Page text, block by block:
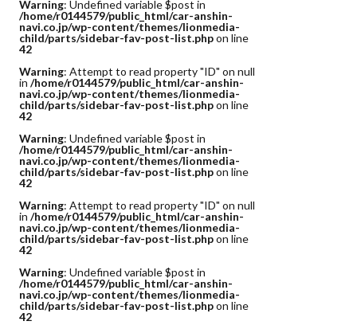
Warning: Undefined variable $post in
/home/r0144579/public_html/car-anshin-
navi.co.jp/wp-content/themes/lionmedia-
child/parts/sidebar-fav-post-list.phpon line
42
Warning: Attempt to read property "ID" on null
in /home/r0144579/public_html/car-anshin-
navi.co.jp/wp-content/themes/lionmedia-
child/parts/sidebar-fav-post-list.phpon line
42
Warning: Undefined variable $post in
/home/r0144579/public_html/car-anshin-
navi.co.jp/wp-content/themes/lionmedia-
child/parts/sidebar-fav-post-list.phpon line
42
Warning: Attempt to read property "ID" on null
in /home/r0144579/public_html/car-anshin-
navi.co.jp/wp-content/themes/lionmedia-
child/parts/sidebar-fav-post-list.phpon line
42
Warning: Undefined variable $post in
/home/r0144579/public_html/car-anshin-
navi.co.jp/wp-content/themes/lionmedia-
child/parts/sidebar-fav-post-list.phpon line
42